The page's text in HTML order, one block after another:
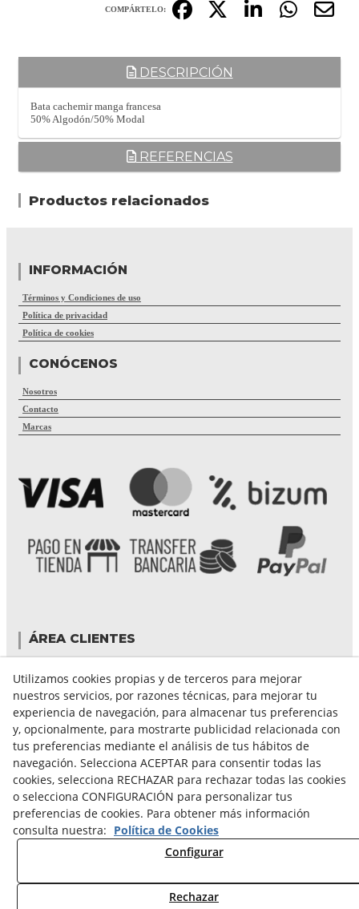
COMPÁRTELO:
DESCRIPCIÓN
Bata cachemir manga francesa
50% Algodón/50% Modal
REFERENCIAS
Productos relacionados
INFORMACIÓN
Términos y Condiciones de uso
Política de privacidad
Política de cookies
CONÓCENOS
Nosotros
Contacto
Marcas
ÁREA CLIENTES
Mis compras
Cambiar contraseña
Crear cuenta
Condiciones de compra
GUÍA DE COMPRA
FORMAS DE PAGO
FORMAS DE ENVÍO
Utilizamos cookies propias y de terceros para mejorar
nuestros servicios, por razones técnicas, para mejorar tu
experiencia de navegación, para almacenar tus preferencias
y, opcionalmente, para mostrarte publicidad relacionada con
tus preferencias mediante el análisis de tus hábitos de
navegación. Selecciona ACEPTAR para consentir todas las
cookies, selecciona RECHAZAR para rechazar todas las cookies
o selecciona CONFIGURACIÓN para personalizar tus
preferencias de cookies. Para obtener más información
consulta nuestra: Política de Cookies
Configurar
Rechazar